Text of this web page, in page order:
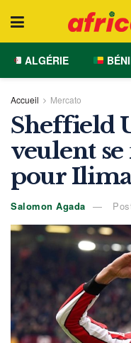
ALGÉRIE
Accueil Mercato
Sheffield
veulent se
pour
Salomon Agada